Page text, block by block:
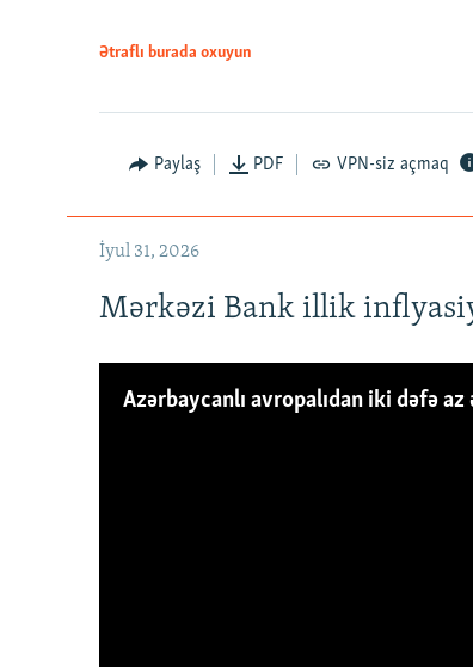
Ətraflı burada oxuyun
Paylaş PDF VPN-siz açmaq
İyul 31, 2026
Mərkəzi Bank illik